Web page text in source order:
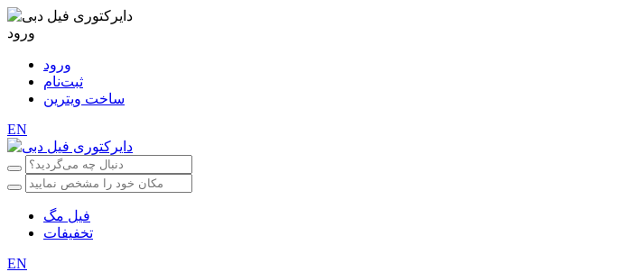
ورود
ورود
ثبت‌نام
ساخت ویترین
EN
فیل مگ
تخفیفات
EN